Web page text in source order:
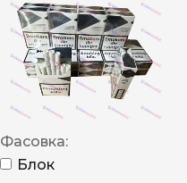
Фасовка:
Блок